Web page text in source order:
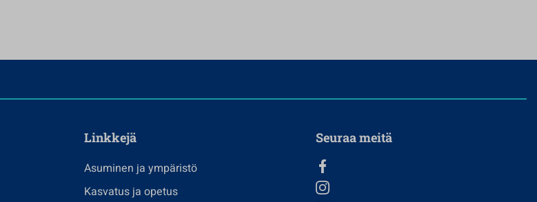
Linkkejä
Asuminen ja ympäristö
Kasvatus ja opetus
Seuraa meitä